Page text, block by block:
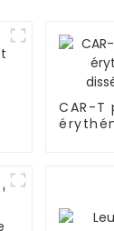
CAR-T